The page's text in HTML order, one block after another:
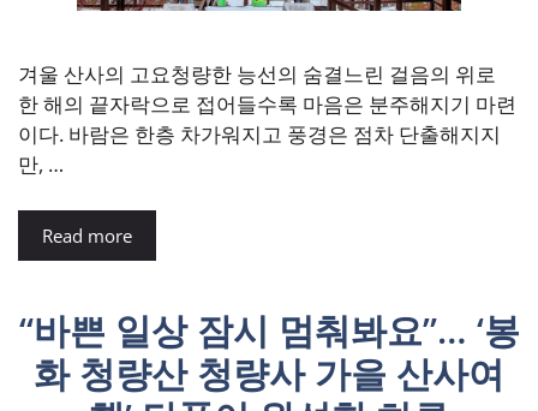
겨울 산사의 고요청량한 능선의 숨결느린 걸음의 위로
한 해의 끝자락으로 접어들수록 마음은 분주해지기 마련
이다. 바람은 한층 차가워지고 풍경은 점차 단출해지지
만, …
Read more
“바쁜 일상 잠시 멈춰봐요”… ‘봉
화 청량산 청량사 가을 산사여